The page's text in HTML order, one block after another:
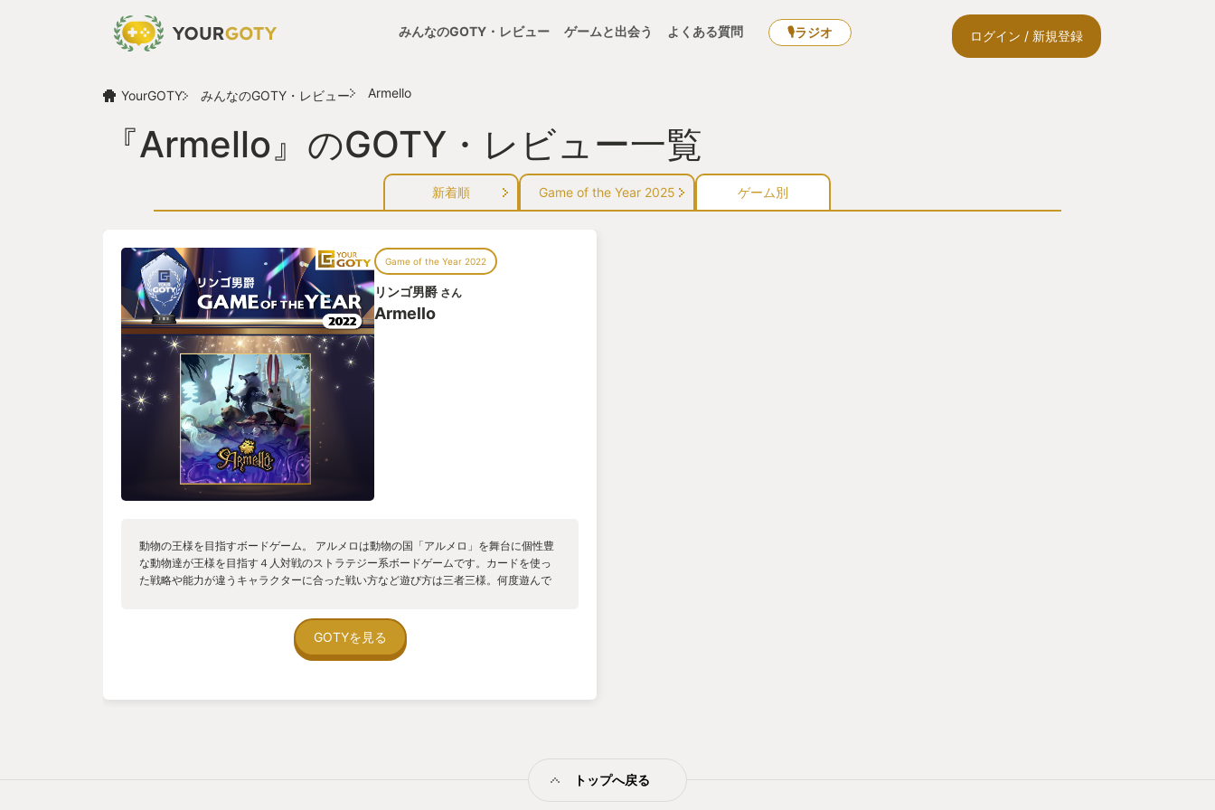
みんなのGOTY・レビュー ゲームと出会う よくある質問 🎙ラジオ ログイン / 新規登録
YourGOTY みんなのGOTY・レビュー Armello
『Armello』のGOTY・レビュー一覧
新着順 Game of the Year 2025 ゲーム別
Game of the Year 2022
リンゴ男爵 さん
Armello
動物の王様を目指すボードゲーム。 アルメロは動物の国「アルメロ」を舞台に個性豊
な動物達が王様を目指す４人対戦のストラテジー系ボードゲームです。カードを使っ
た戦略や能力が違うキャラクターに合った戦い方など遊び方は三者三様。何度遊んで
でルールを覚えるという手順が必要になりますが、世界観と一緒にルールを覚えられ
るチュートリアルがあるため、楽しみながらルールを覚えることができます。 あまり
GOTYを見る
トップへ戻る